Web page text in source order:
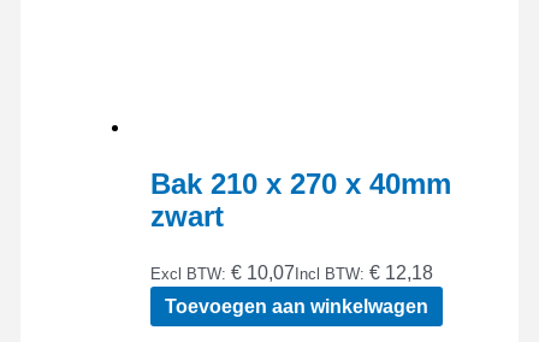
Bak 210 x 270 x 40mm
zwart
Excl BTW: € 10,07Incl BTW: € 12,18
Toevoegen aan winkelwagen